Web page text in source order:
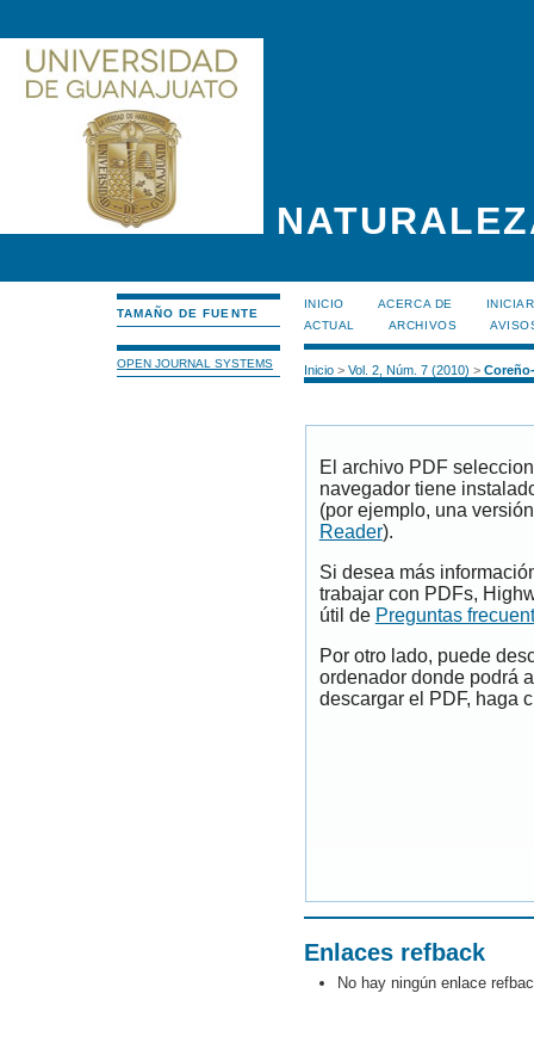
TAMAÑO DE FUENTE
OPEN JOURNAL SYSTEMS
INICIO ACERCA DE
ACTUAL
ARCHIVOS
Inicio> Vol. 2, Núm. 7 (2010) >
El archivo PDF
navegador tiene
(por ejemplo, una
Reader).
Si desea más
trabajar con PDFs,
útil de Preguntas
Por otro lado, puede
ordenador donde podrá
descargar el PDF, haga
Enlaces refback
No hay ningún enlace